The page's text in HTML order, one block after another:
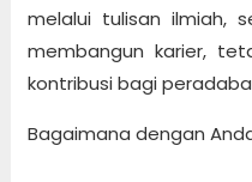
melalui tulisan ilmiah,
membangun karier,
kontribusi bagi
Bagaimana dengan